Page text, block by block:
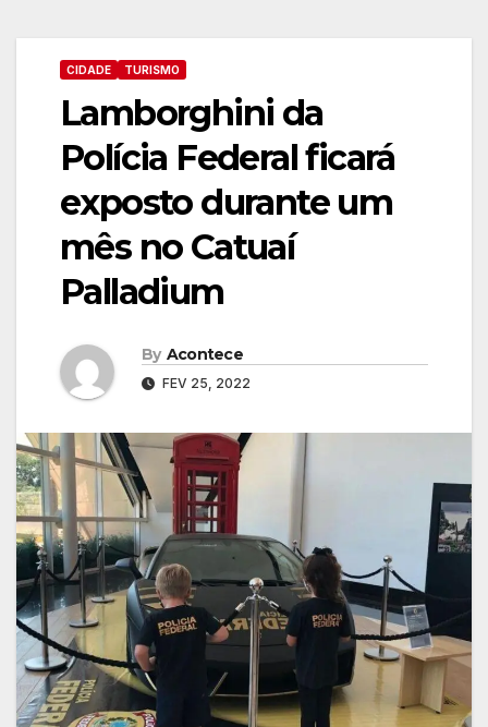
CIDADE TURISMO
Lamborghini da
Polícia Federal ficará
exposto durante um
mês no Catuaí
Palladium
By Acontece
FEV 25, 2022